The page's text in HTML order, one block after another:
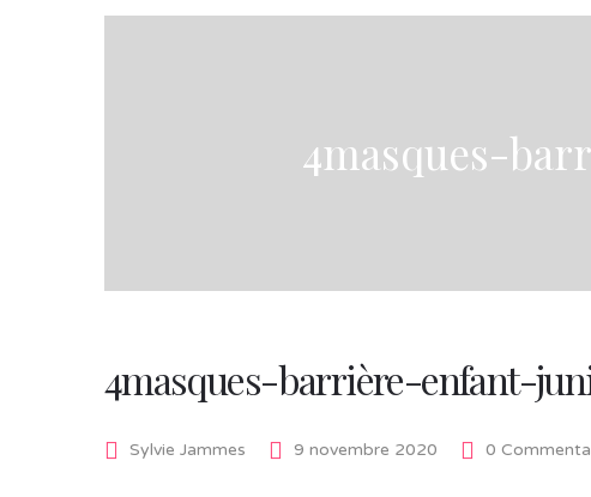
4masques-
4masques-barrière-enfant-
Sylvie Jammes 9 novembre 2020 0